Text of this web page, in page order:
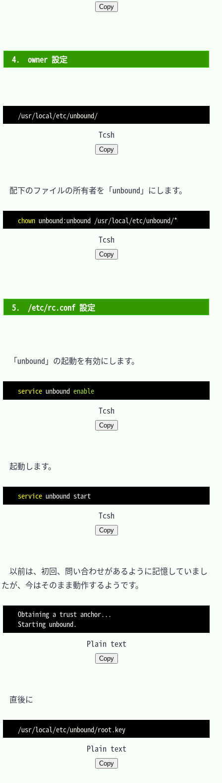
Copy
4.　owner 設定
Tcsh
Copy
配下のファイルの所有者を「unbound」にします。
chown
Tcsh
Copy
5.　/etc/rc.conf 設定
「unbound」の起動を有効にします。
service unbound enable
Tcsh
Copy
起動します。
service
Tcsh
Copy
以前は、初回、問い合わせがあるように記憶していまし
たが、今はそのまま動作するようです。
Obtaining a trust anchor...
Plain text
Copy
直後に
Plain text
Copy